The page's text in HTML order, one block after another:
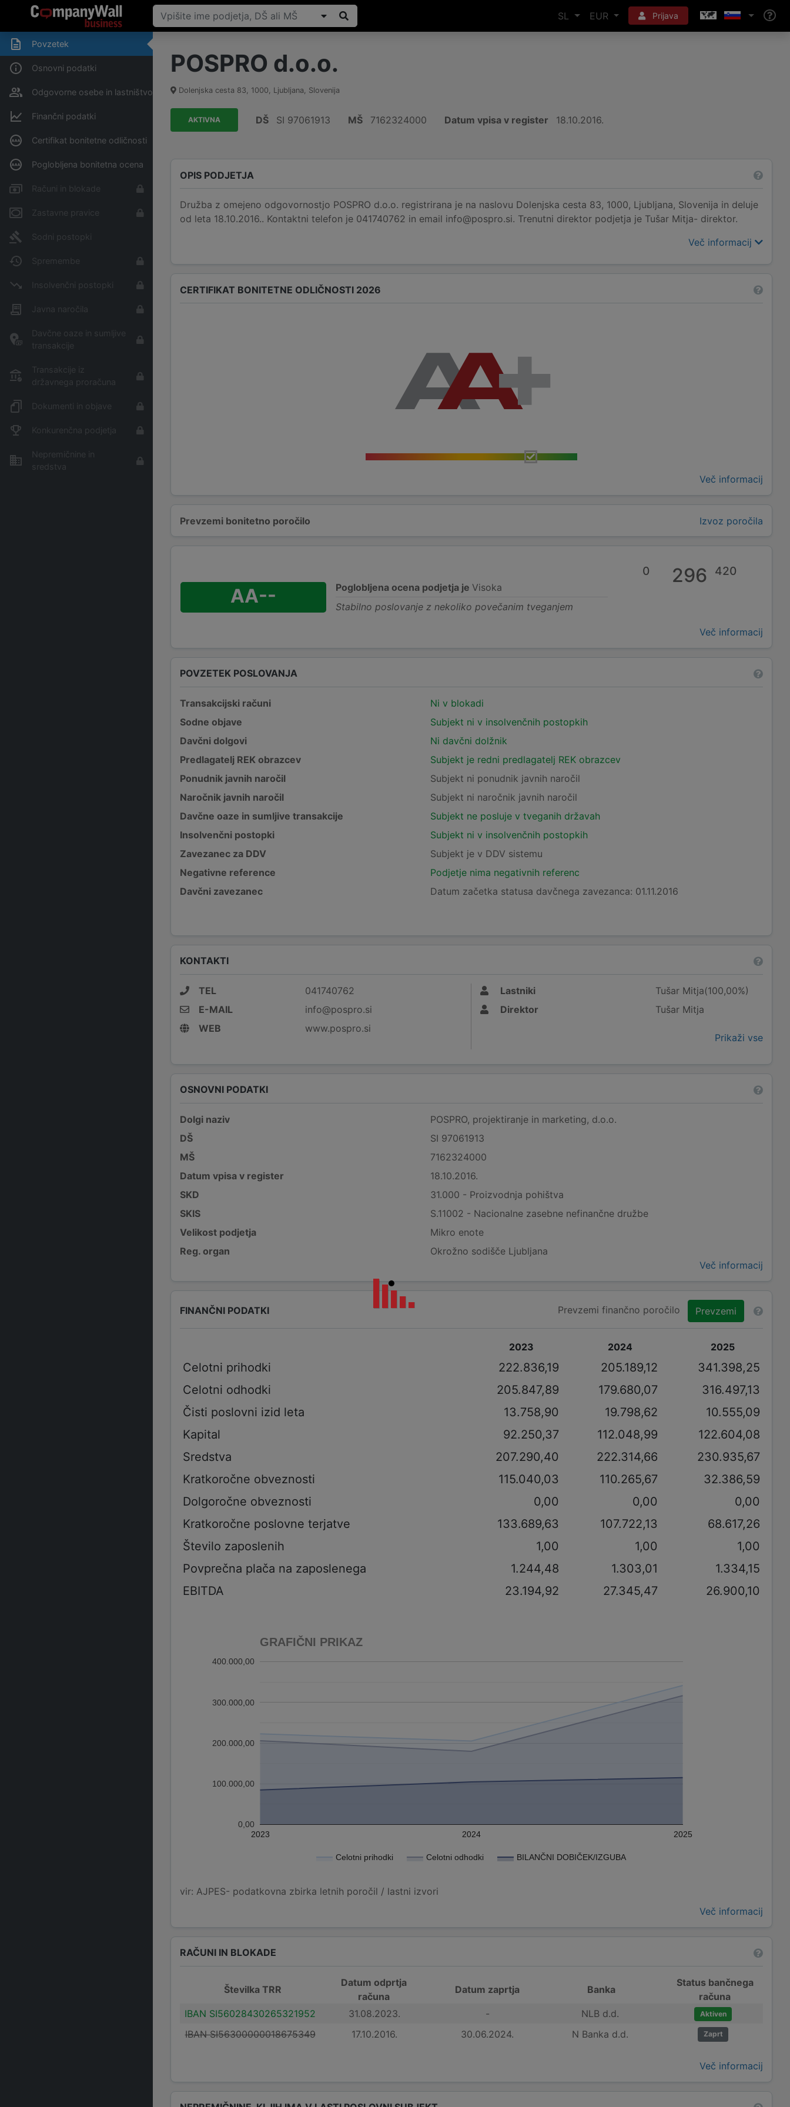
SL EUR Prijava
Povzetek
Osnovni podatki
Odgovorne osebe in lastništvo
Finančni podatki
Certifikat bonitetne odličnosti
Poglobljena bonitetna ocena
Računi in blokade
Zastavne pravice
Sodni postopki
Spremembe
Insolvenčni postopki
Javna naročila
Davčne oaze in sumljive
transakcije
Transakcije iz
državnega proračuna
Dokumenti in objave
Konkurenčna podjetja
Nepremičnine in
sredstva
POSPRO d.o.o.
Dolenjska cesta 83, 1000, Ljubljana, Slovenija
AKTIVNA DŠ SI 97061913 MŠ 7162324000 Datum vpisa v register 18.10.2016.
OPIS PODJETJA
Družba z omejeno odgovornostjo POSPRO d.o.o. registrirana je na naslovu Dolenjska cesta 83, 1000, Ljubljana, Slovenija in deluje
od leta 18.10.2016.. Kontaktni telefon je 041740762 in email info@pospro.si. Trenutni direktor podjetja je Tušar Mitja- direktor.
Več informacij
CERTIFIKAT BONITETNE ODLIČNOSTI 2026
Več informacij
Prevzemi bonitetno poročilo Izvoz poročila
AA-- Poglobljena ocena podjetja je Visoka
Stabilno poslovanje z nekoliko povečanim tveganjem
0 296 420
Več informacij
POVZETEK POSLOVANJA
Transakcijski računi
Ni v blokadi
Sodne objave
Subjekt ni v insolvenčnih postopkih
Davčni dolgovi
Ni davčni dolžnik
Predlagatelj REK obrazcev
Subjekt je redni predlagatelj REK obrazcev
Ponudnik javnih naročil
Subjekt ni ponudnik javnih naročil
Naročnik javnih naročil
Subjekt ni naročnik javnih naročil
Davčne oaze in sumljive transakcije
Subjekt ne posluje v tveganih državah
Insolvenčni postopki
Subjekt ni v insolvenčnih postopkih
Zavezanec za DDV
Subjekt je v DDV sistemu
Negativne reference
Podjetje nima negativnih referenc
Davčni zavezanec
Datum začetka statusa davčnega zavezanca: 01.11.2016
KONTAKTI
TEL
041740762
E-MAIL
info@pospro.si
WEB
www.pospro.si
Lastniki
Tušar Mitja(100,00%)
Direktor
Tušar Mitja
Prikaži vse
OSNOVNI PODATKI
Dolgi naziv
POSPRO, projektiranje in marketing, d.o.o.
DŠ
SI 97061913
MŠ
7162324000
Datum vpisa v register
18.10.2016.
SKD
31.000 - Proizvodnja pohištva
SKIS
S.11002 - Nacionalne zasebne nefinančne družbe
Velikost podjetja
Mikro enote
Reg. organ
Okrožno sodišče Ljubljana
Več informacij
FINANČNI PODATKI Prevzemi finančno poročilo Prevzemi
2023 2024 2025
Celotni prihodki 222.836,19 205.189,12
341.398,25
Celotni odhodki
205.847,89 179.680,07
316.497,13
Čisti poslovni izid leta
13.758,90 19.798,62
10.555,09
Kapital
92.250,37 112.048,99
122.604,08
Sredstva
207.290,40 222.314,66
230.935,67
Kratkoročne obveznosti
115.040,03 110.265,67
32.386,59
Dolgoročne obveznosti
0,00 0,00
0,00
Kratkoročne poslovne terjatve
133.689,63 107.722,13
68.617,26
Število zaposlenih
1,00 1,00
1,00
Povprečna plača na zaposlenega
1.244,48 1.303,01
1.334,15
EBITDA
23.194,92 27.345,47 26.900,10
GRAFIČNI PRIKAZ
Celotni prihodki Celotni odhodki BILANČNI DOBIČEK/IZGUBA
2023 2024 2025
0,00
100.000,00
200.000,00
300.000,00
400.000,00
vir: AJPES- podatkovna zbirka letnih poročil / lastni izvori
Več informacij
RAČUNI IN BLOKADE
Številka TRR
Datum odprtja
računa
Datum zaprtja Banka
Status bančnega
računa
IBAN SI56028430265321952
31.08.2023. - NLB d.d. Aktiven
IBAN SI56300000018675349 17.10.2016. 30.06.2024. N Banka d.d. Zaprt
Več informacij